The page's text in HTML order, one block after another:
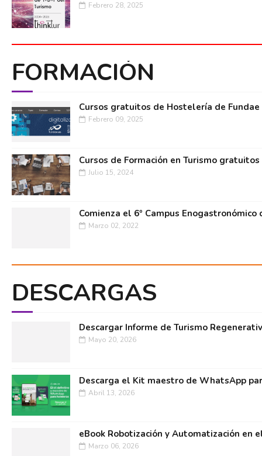
Febrero 28, 2025
FORMACIÓN
Cursos gratuitos de Hostelería de Fundae
Febrero 09, 2025
Cursos de Formación en Turismo gratuitos
Julio 15, 2024
Comienza el 6º Campus Enogastronómico
Marzo 02, 2022
DESCARGAS
Descargar Informe de Turismo
Mayo 20, 2026
Descarga el Kit maestro de WhatsApp
Abril 13, 2026
eBook Robotización y Automatización en
Marzo 06, 2026